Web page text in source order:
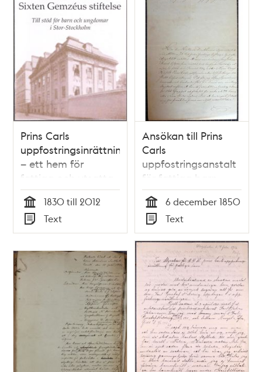
Prins Carls
uppfostringsinrättning
– ett hem för
fattiga och utsatta
barn
Tid
1830 till 2012
Typ
Text
Ansökan till Prins
Carls
uppfostringsanstalt
för fattiga barn
1850
Tid
6 december 1850
Typ
Text